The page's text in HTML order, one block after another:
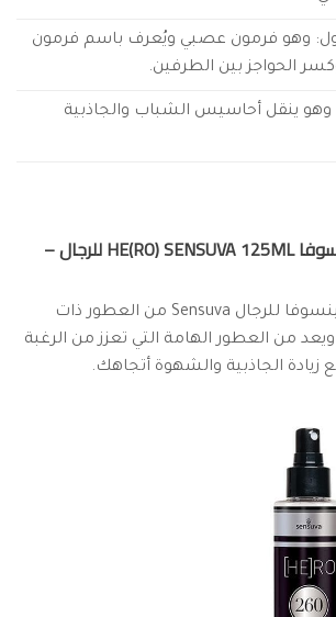
وهو فرمون عصبي ويُعرف باسم فرمون
الحواجز بين الطرفين.
وهو ينقل أحاسيس الشباب والجاذبية
1. عطر الفرمون سينسوفا HE(RO) SENSUVA 125ML للرجال –
ان عطر الفرمون سينسوفا للرجال Sensuva من العطور ذات
ويعد من العطور الهامة التي تعزز من الرغبة
زيادة الجاذبية والشهوة أتجاهك.